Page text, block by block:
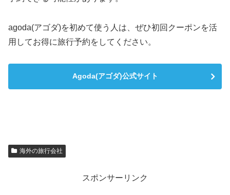
agoda(アゴダ)を初めて使う人は、ぜひ初回クーポンを活
用してお得に旅行予約をしてください。
Agoda(アゴダ)公式サイト
海外の旅行会社
スポンサーリンク